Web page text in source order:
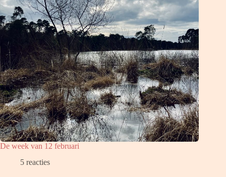
De week van 12 februari
5 reacties